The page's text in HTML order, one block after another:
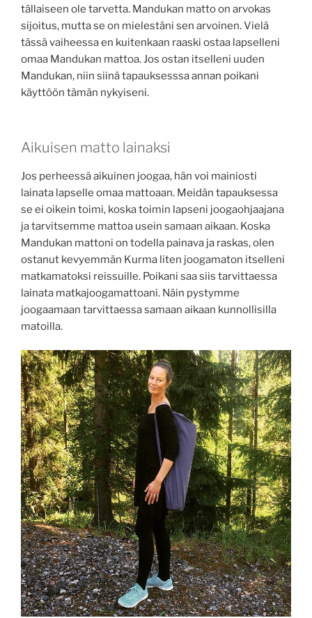
tällaiseen ole tarvetta. Mandukan matto on arvokas
sijoitus, mutta se on mielestäni sen arvoinen. Vielä
tässä vaiheessa en kuitenkaan raaski ostaa lapselleni
omaa Mandukan mattoa. Jos ostan itselleni uuden
Mandukan, niin siinä tapauksesssa annan poikani
käyttöön tämän nykyiseni.
Aikuisen matto lainaksi
Jos perheessä aikuinen joogaa, hän voi mainiosti
lainata lapselle omaa mattoaan. Meidän tapauksessa
se ei oikein toimi, koska toimin lapseni joogaohjaajana
ja tarvitsemme mattoa usein samaan aikaan. Koska
Mandukan mattoni on todella painava ja raskas, olen
ostanut kevyemmän Kurma liten joogamaton itselleni
matkamatoksi reissuille. Poikani saa siis tarvittaessa
lainata matkajoogamattoani. Näin pystymme
joogaamaan tarvittaessa samaan aikaan kunnollisilla
matoilla.